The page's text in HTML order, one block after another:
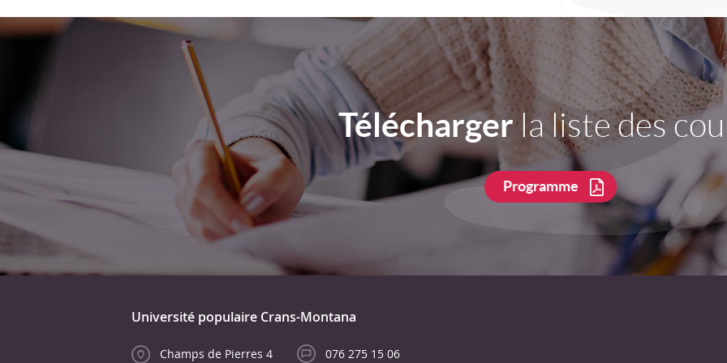
Télécharger la liste des
Programme
Université populaire Crans-Montana
Champs de Pierres 4 076 275 15 06